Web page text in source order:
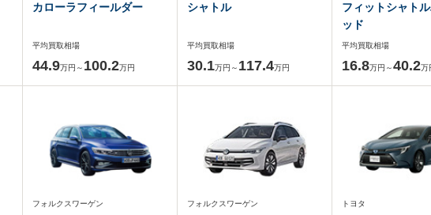
カローラフィールダー
平均買取相場
44.9万円～ 100.2万円
シャトル
平均買取相場
30.1万円～ 117.4万円
フィットシャト
ッド
平均買取相場
16.8万円～40.2万
フォルクスワーゲン フォルクスワーゲン トヨタ